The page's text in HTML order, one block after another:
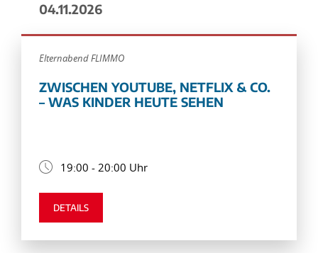
04.11.2026
Elternabend FLIMMO
ZWISCHEN YOUTUBE, NETFLIX & CO.
– WAS KINDER HEUTE SEHEN
19:00 - 20:00 Uhr
DETAILS